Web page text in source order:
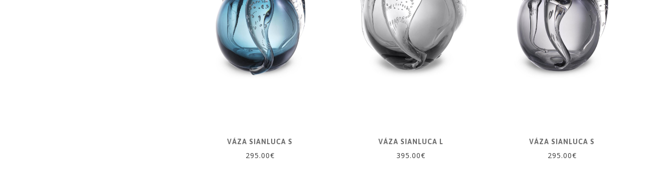
VÁZA SIANLUCA S
295.00€
VÁZA SIANLUCA L
395.00€
VÁZA SIANLUCA S
295.00€